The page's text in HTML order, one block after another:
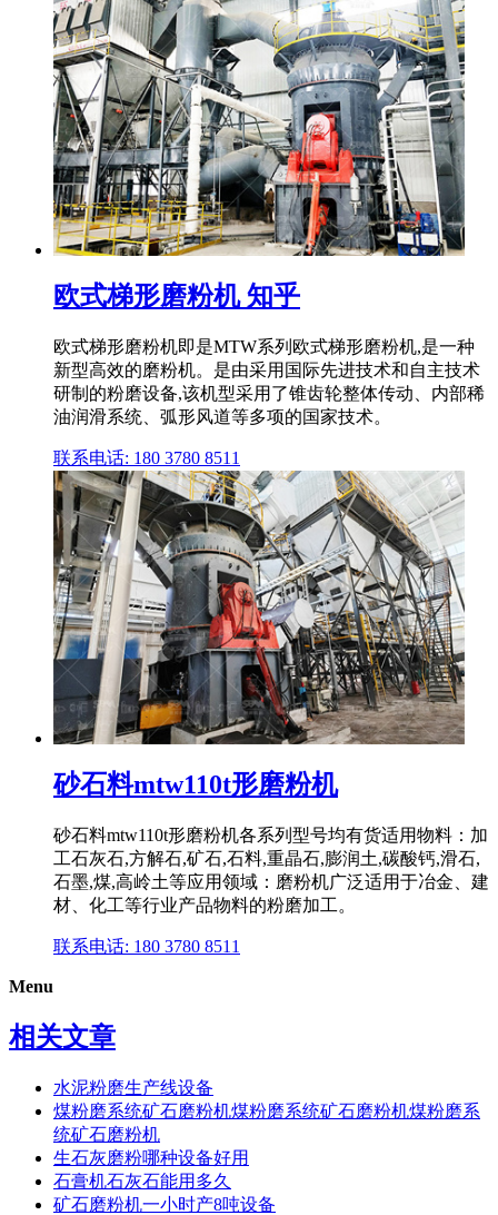
欧式梯形磨粉机 知乎
欧式梯形磨粉机即是MTW系列欧式梯形磨粉机,是一种
新型高效的磨粉机。是由采用国际先进技术和自主技术
研制的粉磨设备,该机型采用了锥齿轮整体传动、内部稀
油润滑系统、弧形风道等多项的国家技术。
联系电话: 180 3780 8511
砂石料mtw110t形磨粉机
砂石料mtw110t形磨粉机各系列型号均有货适用物料：加
工石灰石,方解石,矿石,石料,重晶石,膨润土,碳酸钙,滑石,
石墨,煤,高岭土等应用领域：磨粉机广泛适用于冶金、建
材、化工等行业产品物料的粉磨加工。
联系电话: 180 3780 8511
Menu
相关文章
水泥粉磨生产线设备
煤粉磨系统矿石磨粉机煤粉磨系统矿石磨粉机煤粉磨系
统矿石磨粉机
生石灰磨粉哪种设备好用
石膏机石灰石能用多久
矿石磨粉机一小时产8吨设备